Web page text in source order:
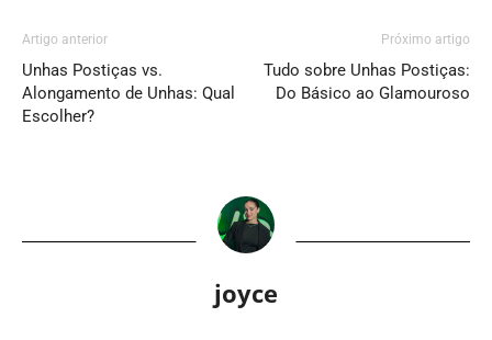
Artigo anterior
Unhas Postiças vs.
Alongamento de Unhas: Qual
Escolher?
Próximo artigo
Tudo sobre Unhas Postiças:
Do Básico ao Glamouroso
joyce